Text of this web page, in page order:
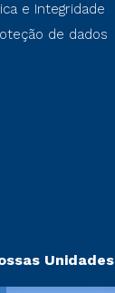
e Integridade
de dados
Unidades